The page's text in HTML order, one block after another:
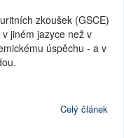
zkoušek (GSCE)
jiném jazyce než v
úspěchu - a v
Celý článek